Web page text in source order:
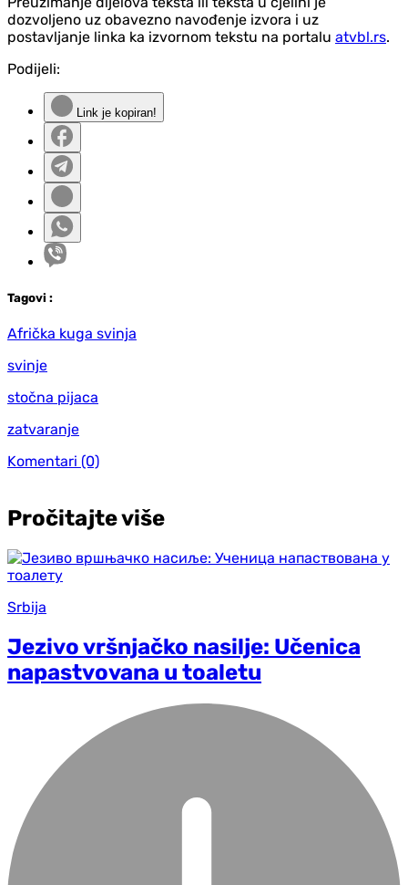
dozvoljeno uz obavezno navođenje izvora i uz
postavljanje linka ka izvornom tekstu na portalu atvbl.rs.
Podijeli:
Link je kopiran!
Tagovi :
Afrička kuga svinja
svinje
stočna pijaca
zatvaranje
Komentari (0)
Pročitajte više
Srbija
Jezivo vršnjačko nasilje: Učenica
napastvovana u toaletu